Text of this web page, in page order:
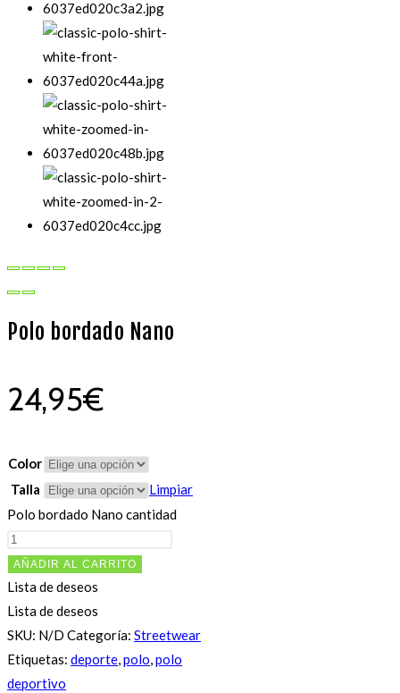
Polo bordado Nano
24,95€
Color
Talla
Limpiar
Polo bordado Nano cantidad
AÑADIR AL CARRITO
Lista de deseos
Lista de deseos
SKU: N/D Categoría: Streetwear
Etiquetas: deporte,polo,polo
deportivo